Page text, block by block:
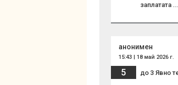
заплатата
анонимен
15:43 | 18 май 2026 г.
5 до 3 Явно